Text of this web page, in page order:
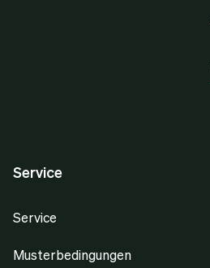
Service
Service
Musterbedingungen